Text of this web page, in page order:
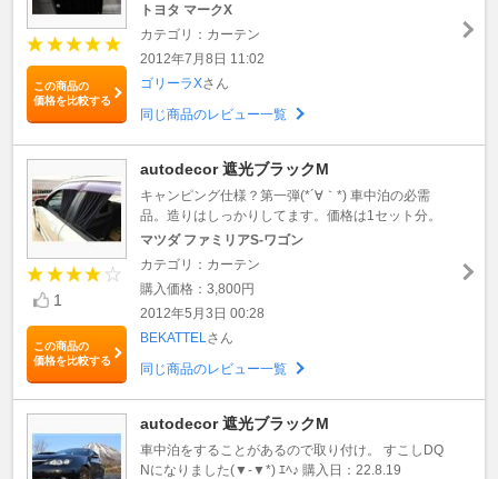
この商品の
価格を比較する
トヨタ マークX
カテゴリ：カーテン
2012年7月8日 11:02
ゴリーラXさん
同じ商品のレビュー一覧
1
この商品の
価格を比較する
autodecor 遮光ブラックM
キャンピング仕様？第一弾(*´∀｀*) 車中泊の必需
品。造りはしっかりしてます。価格は1セット分。
マツダ ファミリアS-ワゴン
カテゴリ：カーテン
購入価格：3,800円
2012年5月3日 00:28
BEKATTEL さん
同じ商品のレビュー一覧
autodecor 遮光ブラックM
車中泊をすることがあるので取り付け。 すこしDQ
Nになりました(▼-▼*) ｴﾍ♪ 購入日：22.8.19